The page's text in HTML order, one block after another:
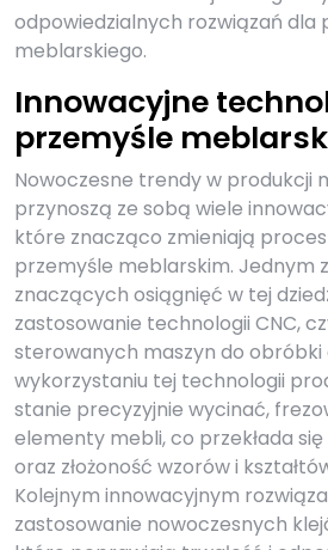
odpowiedzialnych rozwiązań dla
meblarskiego.
Innowacyjne
przemyśle
Nowoczesne trendy w produkcji
przynoszą ze sobą wiele
które znacząco zmieniają
przemyśle meblarskim. Jednym
znaczących osiągnięć w tej
zastosowanie technologii CNC,
sterowanych maszyn do obróbki
wykorzystaniu tej technologii
stanie precyzyjnie wycinać,
elementy mebli, co przekłada
oraz złożoność wzorów i
Kolejnym innowacyjnym
zastosowanie nowoczesnych